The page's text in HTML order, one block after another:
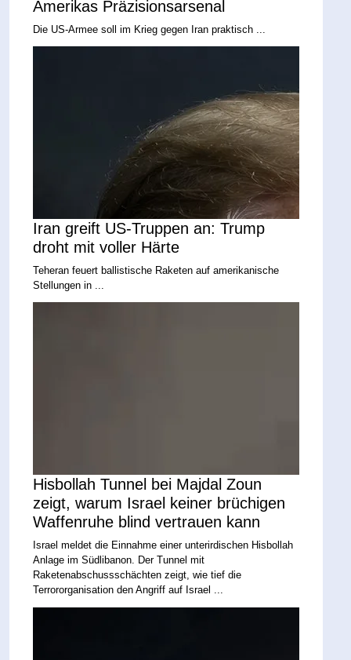
Amerikas Präzisionsarsenal
Die US-Armee soll im Krieg gegen Iran praktisch ...
Iran greift US-Truppen an: Trump
droht mit voller Härte
Teheran feuert ballistische Raketen auf amerikanische
Stellungen in ...
Hisbollah Tunnel bei Majdal Zoun
zeigt, warum Israel keiner brüchigen
Waffenruhe blind vertrauen kann
Israel meldet die Einnahme einer unterirdischen Hisbollah
Anlage im Südlibanon. Der Tunnel mit
Raketenabschussschächten zeigt, wie tief die
Terrororganisation den Angriff auf Israel ...